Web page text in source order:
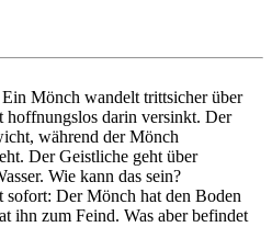
Mönch wandelt trittsicher über
hoffnungslos darin versinkt. Der
während der Mönch
Der Geistliche geht über
Wie kann das sein?
Der Mönch hat den Boden
ihn zum Feind. Was aber befindet